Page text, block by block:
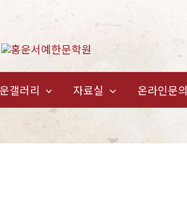
갤러리 자료실 온라인문의